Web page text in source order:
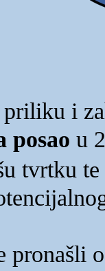
i
posao u
tvrtku
pronašli